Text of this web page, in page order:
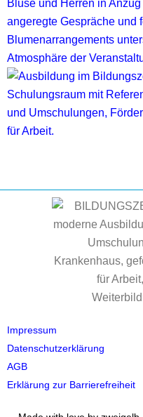
Impressum
Datenschutzerklärung
AGB
Erklärung zur Barrierefreiheit